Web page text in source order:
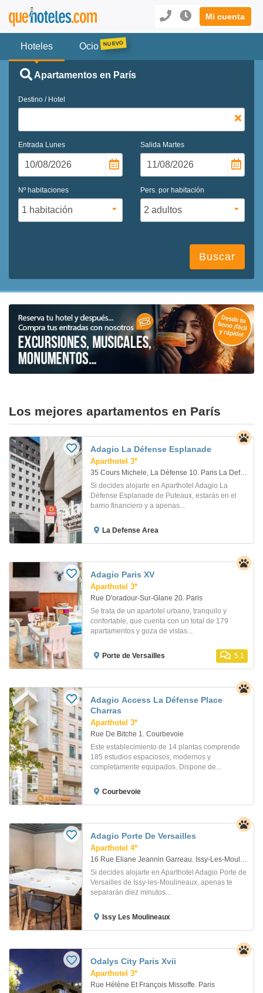
Mi cuenta
Hoteles Ocio
Apartamentos en París
Destino / Hotel
Entrada Lunes Salida Martes
Nº habitaciones Pers. por habitación
Buscar
Los mejores apartamentos en París
Adagio La Défense Esplanade
Aparthotel 3*
35 Cours Michele, La Défense 10. Paris La Defense
Si decides alojarte en Aparthotel Adagio La
Défense Esplanade de Puteaux, estarás en el
barrio financiero y a apenas...
La Defense Area
Adagio Paris XV
Aparthotel 3*
Rue D'oradour-Sur-Glane 20. Paris
Se trata de un apartotel urbano, tranquilo y
confortable, que cuenta con un total de 179
apartamentos y goza de vistas...
Porte de Versailles 5.1
Adagio Access La Défense Place
Charras
Aparthotel 3*
Rue De Bitche 1. Courbevoie
Este establecimiento de 14 plantas comprende
185 estudios espaciosos, modernos y
completamente equipados. Dispone de...
Courbevoie
Adagio Porte De Versailles
Aparthotel 4*
16 Rue Eliane Jeannin Garreau. Issy-Les-Moulineaux
Si decides alojarte en Aparthotel Adagio Porte de
Versailles de Issy-les-Moulineaux, apenas te
separarán diez minutos...
Issy Les Moulineaux
Odalys City Paris Xvii
Aparthotel 3*
Rue Hélène Et François Missoffe. Paris